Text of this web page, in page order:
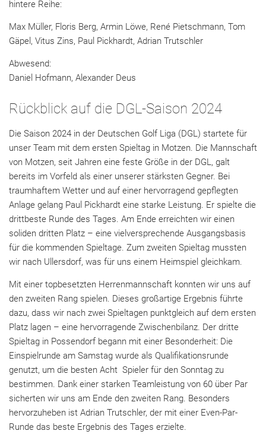
hintere Reihe:
Max Müller, Floris Berg, Armin Löwe, René Pietschmann, Tom
Gäpel, Vitus Zins, Paul Pickhardt, Adrian Trutschler
Abwesend:
Daniel Hofmann, Alexander Deus
Rückblick auf die DGL-Saison 2024
Die Saison 2024 in der Deutschen Golf Liga (DGL) startete für
unser Team mit dem ersten Spieltag in Motzen. Die Mannschaft
von Motzen, seit Jahren eine feste Größe in der DGL, galt
bereits im Vorfeld als einer unserer stärksten Gegner. Bei
traumhaftem Wetter und auf einer hervorragend gepflegten
Anlage gelang Paul Pickhardt eine starke Leistung. Er spielte die
drittbeste Runde des Tages. Am Ende erreichten wir einen
soliden dritten Platz – eine vielversprechende Ausgangsbasis
für die kommenden Spieltage. Zum zweiten Spieltag mussten
wir nach Ullersdorf, was für uns einem Heimspiel gleichkam.
Mit einer topbesetzten Herrenmannschaft konnten wir uns auf
den zweiten Rang spielen. Dieses großartige Ergebnis führte
dazu, dass wir nach zwei Spieltagen punktgleich auf dem ersten
Platz lagen – eine hervorragende Zwischenbilanz. Der dritte
Spieltag in Possendorf begann mit einer Besonderheit: Die
Einspielrunde am Samstag wurde als Qualifikationsrunde
genutzt, um die besten Acht Spieler für den Sonntag zu
bestimmen. Dank einer starken Teamleistung von 60 über Par
sicherten wir uns am Ende den zweiten Rang. Besonders
hervorzuheben ist Adrian Trutschler, der mit einer Even-Par-
Runde das beste Ergebnis des Tages erzielte.